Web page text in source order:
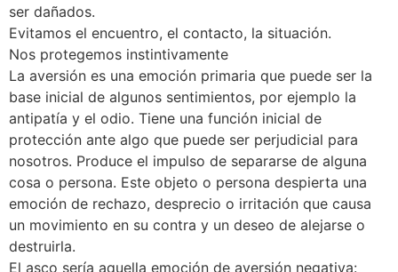
ser dañados.
Evitamos el encuentro, el contacto, la situación.
Nos protegemos instintivamente
La aversión es una emoción primaria que puede ser la
base inicial de algunos sentimientos, por ejemplo la
antipatía y el odio. Tiene una función inicial de
protección ante algo que puede ser perjudicial para
nosotros. Produce el impulso de separarse de alguna
cosa o persona. Este objeto o persona despierta una
emoción de rechazo, desprecio o irritación que causa
un movimiento en su contra y un deseo de alejarse o
destruirla.
El asco sería aquella emoción de aversión negativa: